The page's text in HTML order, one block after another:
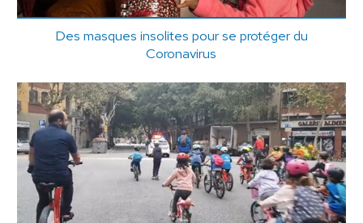
Des masques insolites pour se protéger du
Coronavirus